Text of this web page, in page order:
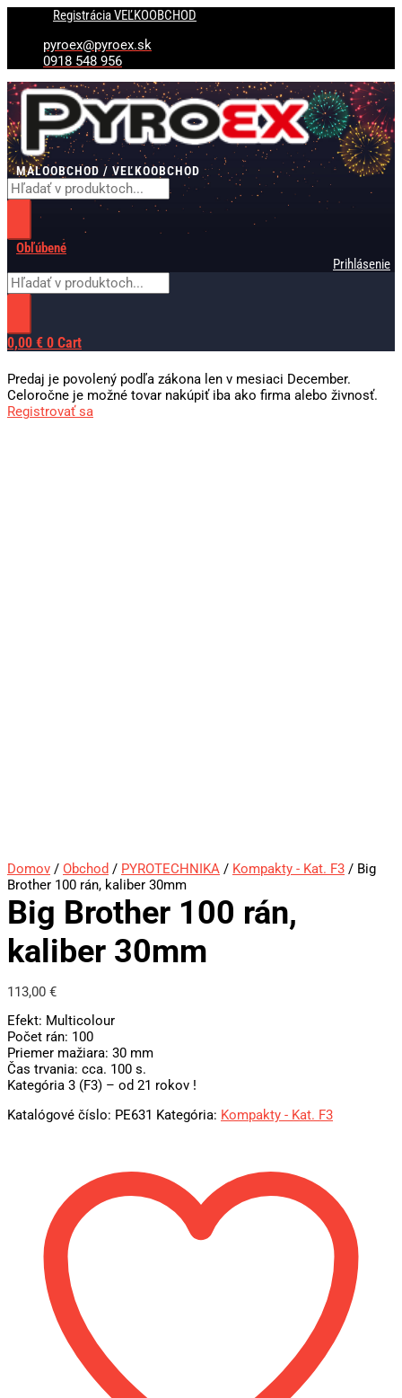
PreskočiťRegistrácia VEĽKOOBCHOD
pyroex@pyroex.sk
0918 548 956
MALOOBCHOD / VEĽKOOBCHOD
Products
Obľúbené
Prihlásenie
Products
0,00 € 0 Cart
Predaj je povolený podľa zákona len v mesiaci December.
Celoročne je možné tovar nakúpiť iba ako firma alebo živnosť.
Registrovať sa
Domov / Obchod / PYROTECHNIKA / Kompakty - Kat. F3 / Big
Brother 100 rán, kaliber 30mm
Big Brother 100 rán,
kaliber 30mm
113,00 €
Efekt: Multicolour
Počet rán: 100
Priemer mažiara: 30 mm
Čas trvania: cca. 100 s.
Kategória 3 (F3) – od 21 rokov !
Katalógové číslo: PE631 Kategória: Kompakty - Kat. F3